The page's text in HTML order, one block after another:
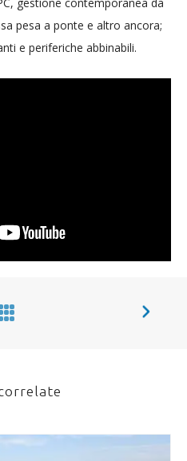
pesa a ponte e altro ancora;
e periferiche abbinabili.